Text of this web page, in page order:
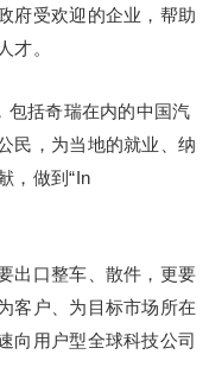
府受欢迎的企业，帮助
才。
包括奇瑞在内的中国汽
民，为当地的就业、纳
，做到“In
出口整车、散件，更要
客户、为目标市场所在
向用户型全球科技公司